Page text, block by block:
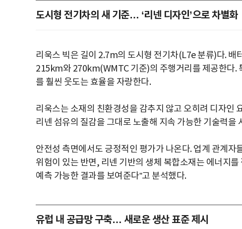
도시형 전기차의 새 기준… ‘리넨 디자인’으로 차별화
리욱스 빅은 길이 2.7m의 도시형 전기차(L7e 분류)다.
215km와 270km(WMTC 기준)의 주행거리를 제공한다.
를 훨씬 웃도는 효율을 자랑한다.
리욱스는 소재의 친환경성을 감추지 않고 오히려 디자인
리넨 섬유의 질감을 그대로 노출해 지속 가능한 기술력을
안전성 측면에서도 긍정적인 평가가 나온다. 업계 관계자
위험이 있는 반면, 리넨 기반의 생체 복합소재는 에너지
예측 가능한 결과를 보여준다”고 분석했다.
유럽 내 공급망 구축… 새로운 생산 표준 제시